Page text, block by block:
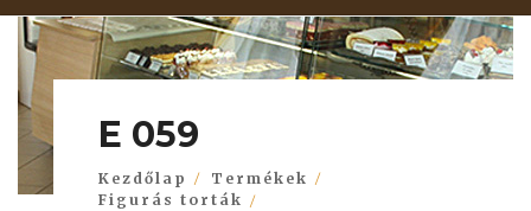
E 059
Kezdőlap
Termékek
Figurás torták